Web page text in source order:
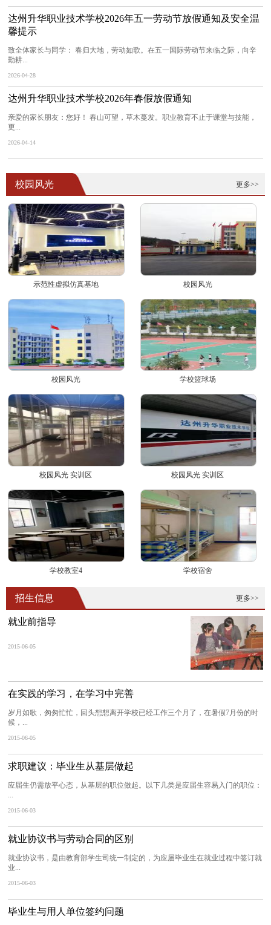
达州升华职业技术学校2026年五一劳动节放假通知及安全温
馨提示
致全体家长与同学： 春归大地，劳动如歌。在五一国际劳动节来临之际，向辛
勤耕...
2026-04-28
达州升华职业技术学校2026年春假放假通知
亲爱的家长朋友：您好！ 春山可望，草木蔓发。职业教育不止于课堂与技能，
更...
2026-04-14
更多>>
校园风光
示范性虚拟仿真基地 校园风光
校园风光 学校篮球场
校园风光 实训区 校园风光 实训区
学校教室4 学校宿舍
更多>>
招生信息
就业前指导
2015-06-05
在实践的学习，在学习中完善
岁月如歌，匆匆忙忙，回头想想离开学校已经工作三个月了，在暑假7月份的时
候，...
2015-06-05
求职建议：毕业生从基层做起
应届生仍需放平心态，从基层的职位做起。以下几类是应届生容易入门的职位：
...
2015-06-03
就业协议书与劳动合同的区别
就业协议书，是由教育部学生司统一制定的，为应届毕业生在就业过程中签订就
业...
2015-06-03
毕业生与用人单位签约问题